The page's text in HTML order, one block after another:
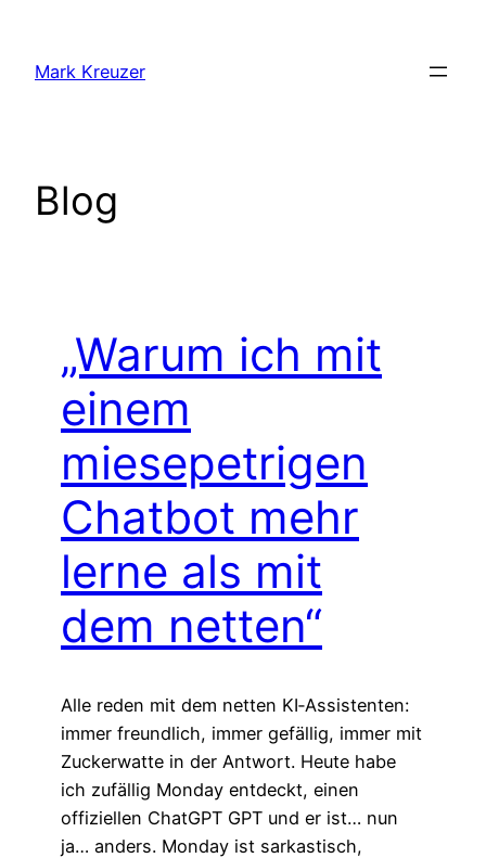
springen
Mark Kreuzer
Blog
„Warum ich mit
einem
miesepetrigen
Chatbot mehr
lerne als mit
dem netten“
Alle reden mit dem netten KI‑Assistenten:
immer freundlich, immer gefällig, immer mit
Zuckerwatte in der Antwort. Heute habe
ich zufällig Monday entdeckt, einen
offiziellen ChatGPT GPT und er ist… nun
ja… anders. Monday ist sarkastisch,